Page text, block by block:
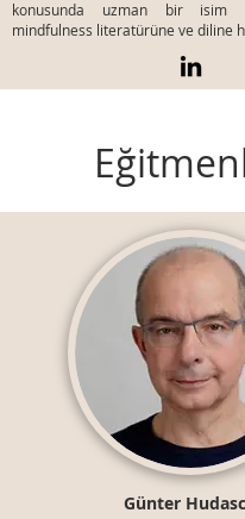
konusunda uzman bir isim
mindfulness literatürüne ve diline
Günter